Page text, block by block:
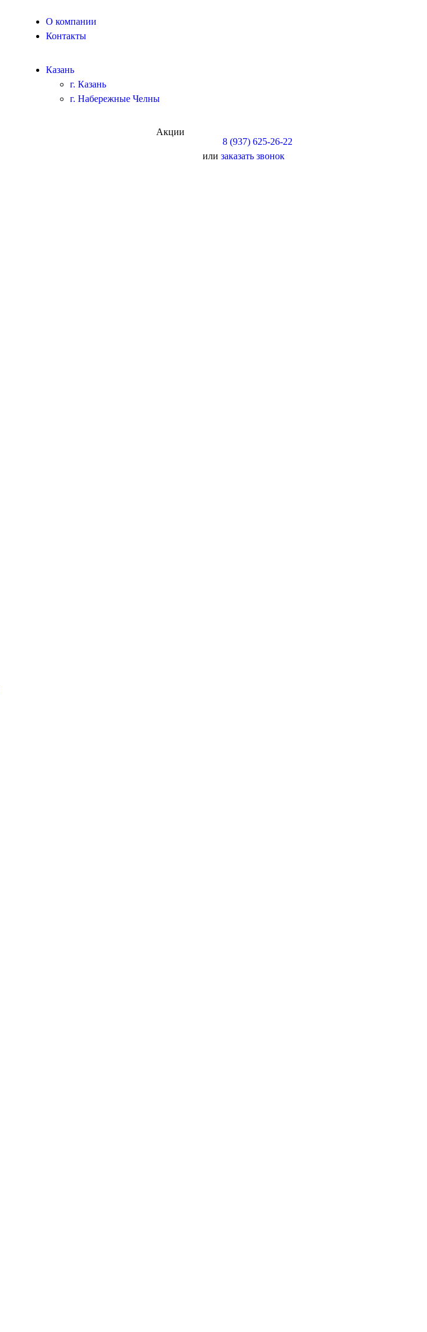
О компании
Контакты
Казань
г. Казань
г. Набережные Челны
Акции
8 (937) 625-26-22
или заказать звонок